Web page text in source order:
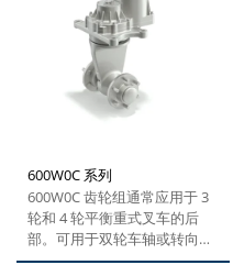
600W0C 系列
600W0C 齿轮组通常应用于 3
轮和 4 轮平衡重式叉车的后
部。可用于双轮车轴或转向装
置。可根据转向单元模型的特